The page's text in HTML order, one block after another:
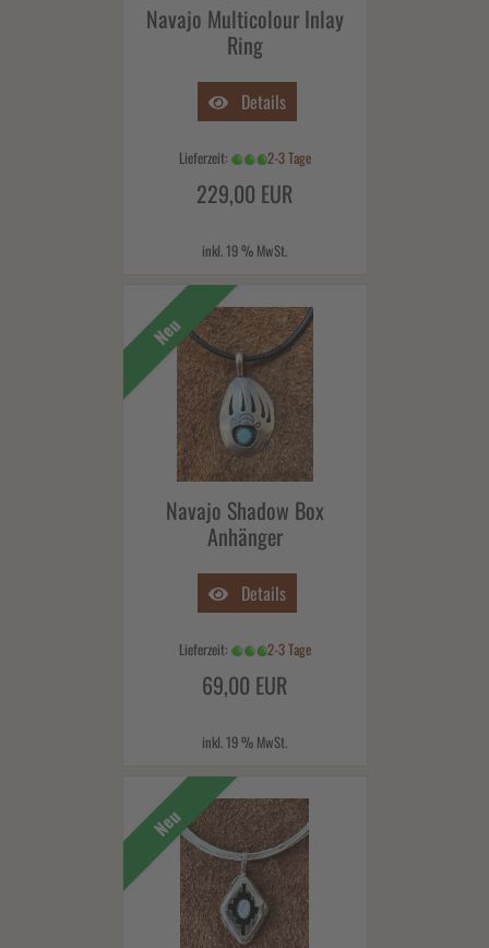
Navajo Multicolour Inlay
Ring
Details
Lieferzeit: 2-3 Tage
229,00 EUR
inkl. 19 % MwSt.
Neu
Navajo Shadow Box
Anhänger
Details
Lieferzeit: 2-3 Tage
69,00 EUR
inkl. 19 % MwSt.
Neu